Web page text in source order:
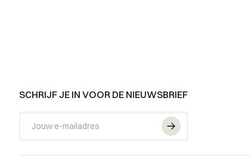
SCHRIJF JE IN VOOR DE NIEUWSBRIEF